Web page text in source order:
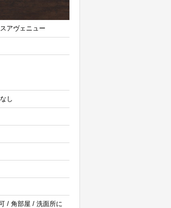
アヴェニュー
し
/ 角部屋 / 洗面所に